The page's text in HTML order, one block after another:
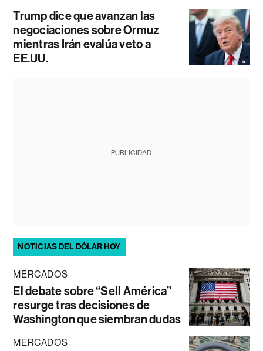
Trump dice que avanzan las
negociaciones sobre Ormuz
mientras Irán evalúa veto a
EE.UU.
PUBLICIDAD
NOTICIAS DEL DÓLAR HOY
MERCADOS
El debate sobre “Sell América”
resurge tras decisiones de
Washington que siembran dudas
MERCADOS